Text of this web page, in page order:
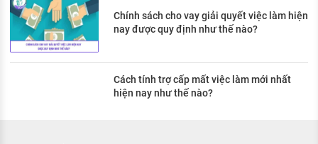
Chính sách cho vay giải quyết việc làm hiện
nay được quy định như thế nào?
Cách tính trợ cấp mất việc làm mới nhất
hiện nay như thế nào?